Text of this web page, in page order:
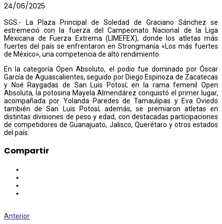
24/06/2025
SGS.- La Plaza Principal de Soledad de Graciano Sánchez se
estremeció con la fuerza del Campeonato Nacional de la Liga
Mexicana de Fuerza Extrema (LIMEFEX), donde los atletas más
fuertes del país se enfrentaron en Strongmanía «Los más fuertes
de México», una competencia de alto rendimiento.
En la categoría Open Absoluto, el podio fue dominado por Óscar
García de Aguascalientes, seguido por Diego Espinoza de Zacatecas
y Noé Raygadas de San Luis Potosí; en la rama femenil Open
Absoluta, la potosina Mayela Almendárez conquistó el primer lugar,
acompañada por Yolanda Paredes de Tamaulipas y Eva Oviedo
también de San Luis Potosí; además, se premiaron atletas en
distintas divisiones de peso y edad, con destacadas participaciones
de competidores de Guanajuato, Jalisco, Querétaro y otros estados
del país.
Compartir
Anterior